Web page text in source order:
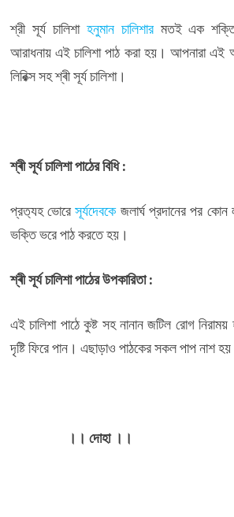
শ্রী সূর্য চালিশা হনুমান চালিশারমতই এক
আরাধনায় এই চালিশা পাঠ করা হয়। আপনারা এই
লিরিক্স সহ শ্ৰী সূৰ্য চালিশা।
শ্ৰী সূৰ্য চালিশা পাঠের বিধি :
প্রত‍্যহ ভোরেসূর্যদেবকেজলার্ঘ প্রদানের পর কোন
ভক্তি ভরে পাঠ করতে হয়।
শ্ৰী সূৰ্য চালিশা পাঠের উপকারিতা :
এই চালিশা পাঠে কুষ্ট সহ নানান জটিল রোগ নিরাময়
দৃষ্টি ফিরে পান। এছাড়াও পাঠকের সকল পাপ নাশ
।। দোহা ।।